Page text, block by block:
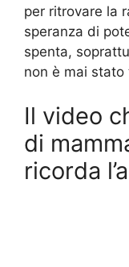
per ritrovare la
speranza di
spenta,
non è mai stato
Il video
di
ricorda